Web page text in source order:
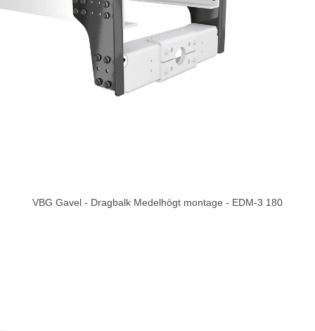
VBG Gavel - Dragbalk Medelhögt montage - EDM-3 180